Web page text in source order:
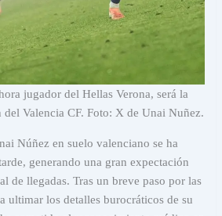
jugador del Hellas Verona, será la
Valencia CF. Foto: X de Unai Nuñez.
Núñez en suelo valenciano se ha
generando una gran expectación
de llegadas. Tras un breve paso por las
ultimar los detalles burocráticos de su